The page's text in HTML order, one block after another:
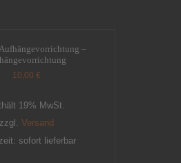
–
10,00 €
19% MwSt.
zzgl. Versand
sofort lieferbar